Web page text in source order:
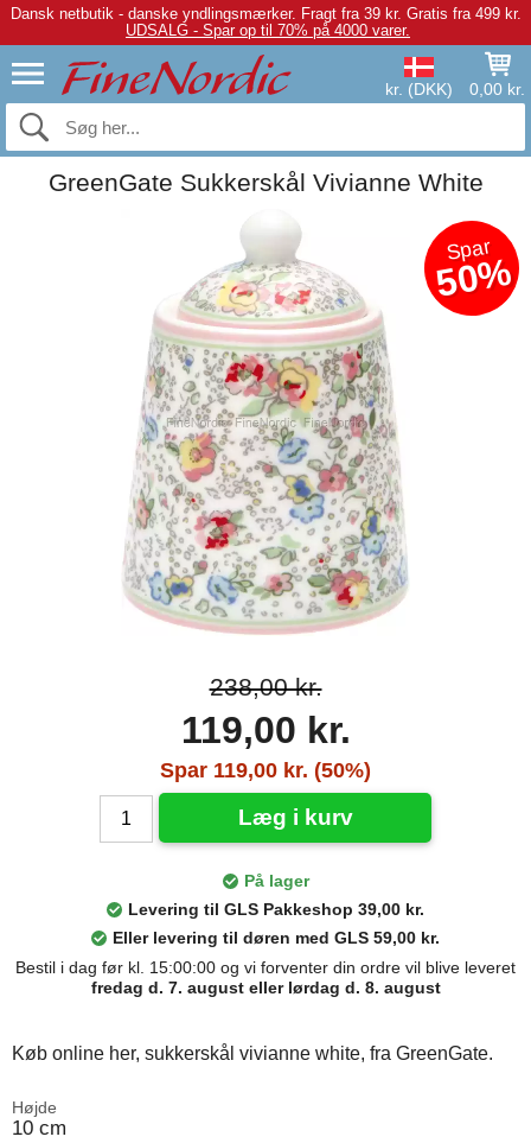
Dansk netbutik - danske yndlingsmærker. Fragt fra 39 kr. Gratis fra 499 kr.
UDSALG - Spar op til 70% på 4000 varer.
kr. (DKK) 0,00 kr.
GreenGate Sukkerskål Vivianne White
Spar
50%
238,00 kr.
119,00 kr.
Spar 119,00 kr. (50%)
Læg i kurv
På lager
Levering til GLS Pakkeshop 39,00 kr.
Eller levering til døren med GLS 59,00 kr.
Bestil i dag før kl. 15:00:00 og vi forventer din ordre vil blive leveret
fredag d. 7. august eller lørdag d. 8. august
Køb online her, sukkerskål vivianne white, fra GreenGate.
Højde
10 cm